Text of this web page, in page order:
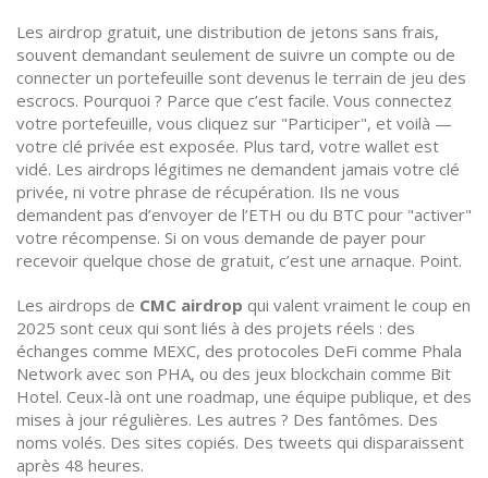
Les airdrop gratuit, une distribution de jetons sans frais,
souvent demandant seulement de suivre un compte ou de
connecter un portefeuille sont devenus le terrain de jeu des
escrocs. Pourquoi ? Parce que c’est facile. Vous connectez
votre portefeuille, vous cliquez sur "Participer", et voilà —
votre clé privée est exposée. Plus tard, votre wallet est
vidé. Les airdrops légitimes ne demandent jamais votre clé
privée, ni votre phrase de récupération. Ils ne vous
demandent pas d’envoyer de l’ETH ou du BTC pour "activer"
votre récompense. Si on vous demande de payer pour
recevoir quelque chose de gratuit, c’est une arnaque. Point.
Les airdrops de CMC airdrop qui valent vraiment le coup en
2025 sont ceux qui sont liés à des projets réels : des
échanges comme MEXC, des protocoles DeFi comme Phala
Network avec son PHA, ou des jeux blockchain comme Bit
Hotel. Ceux-là ont une roadmap, une équipe publique, et des
mises à jour régulières. Les autres ? Des fantômes. Des
noms volés. Des sites copiés. Des tweets qui disparaissent
après 48 heures.